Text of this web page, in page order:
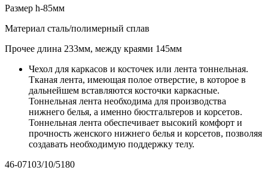
Размер h-85мм
Материал сталь/полимерный сплав
Прочее длина 233мм, между краями 145мм
Чехол для каркасов и косточек или лента тоннельная.
Тканая лента, имеющая полое отверстие, в которое в
дальнейшем вставляются косточки каркасные.
Тоннельная лента необходима для производства
нижнего белья, а именно бюстгальтеров и корсетов.
Тоннельная лента обеспечивает высокий комфорт и
прочность женского нижнего белья и корсетов, позволяя
создавать необходимую поддержку телу.
46-07103/10/5180